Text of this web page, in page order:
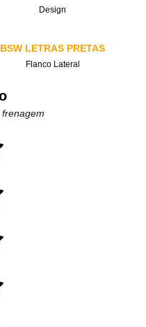
Design
BSW LETRAS PRETAS
Flanco Lateral